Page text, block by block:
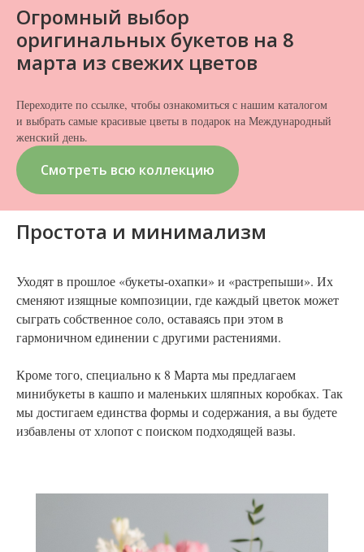
Огромный выбор
оригинальных букетов на 8
марта из свежих цветов
Переходите по ссылке, чтобы ознакомиться с нашим каталогом
и выбрать самые красивые цветы в подарок на Международный
женский день.
Смотреть всю коллекцию
Простота и минимализм
Уходят в прошлое «букеты-охапки» и «растрепыши». Их
сменяют изящные композиции, где каждый цветок может
сыграть собственное соло, оставаясь при этом в
гармоничном единении с другими растениями.
Кроме того, специально к 8 Марта мы предлагаем
минибукеты в кашпо и маленьких шляпных коробках. Так
мы достигаем единства формы и содержания, а вы будете
избавлены от хлопот с поиском подходящей вазы.